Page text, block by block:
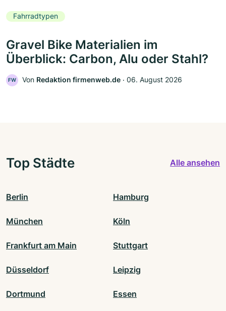
Fahrradtypen
Gravel Bike Materialien im
Überblick: Carbon, Alu oder Stahl?
FW Von Redaktion firmenweb.de ‧ 06. August 2026
Top Städte Alle ansehen
Berlin Hamburg
München Köln
Frankfurt am Main Stuttgart
Düsseldorf Leipzig
Dortmund Essen